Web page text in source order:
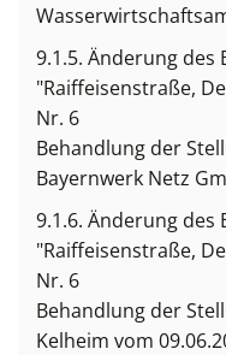
9.1.5. Änderung des
"Raiffeisenstraße,
Nr. 6
Behandlung der
Bayernwerk Netz
9.1.6. Änderung des
"Raiffeisenstraße,
Nr. 6
Behandlung der
Kelheim vom